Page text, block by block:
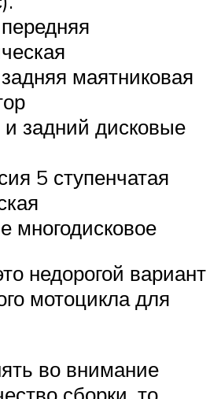
маятниковая
задний дисковые
5 ступенчатая
многодисковое
недорогой вариант
мотоцикла для
во внимание
сборки, то